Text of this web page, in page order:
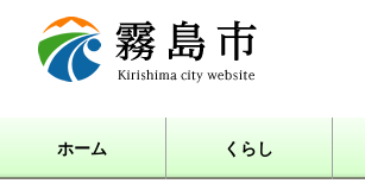
霧島市 Kirishima city
website
ホーム くらし